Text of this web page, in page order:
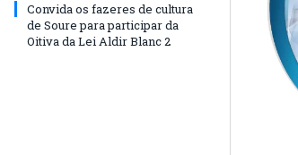
Convida os fazeres de cultura
de Soure para participar da
Oitiva da Lei Aldir Blanc 2